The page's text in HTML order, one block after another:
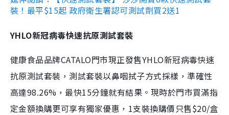
裝！最平$15起 政府衛生署認可測試劑買2送1
YHLO新冠病毒快速抗原測試套裝
健康食品品牌CATALO門市現正發售YHLO新冠病毒快速
抗原測試套裝，測試套裝以鼻咽拭子方式採樣，準確性
高達98.26%，最快15分鐘就有結果。現時於門市買滿指
定金額換購更可享有獨家優惠，1支裝換購價只售$20/盒